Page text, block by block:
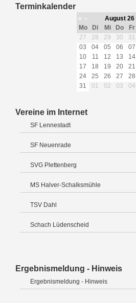
Terminkalender
« ‹ August 26
Mo
Di Mi Do Fr
27
28 29 30 31
03
04 05 06 07
10
11 12 13 14
17
18 19 20 21
24
25 26 27 28
31
01 02 03 04
Vereine im Internet
SF Lennestadt
SF Neuenrade
SVG Plettenberg
MS Halver-Schalksmühle
TSV Dahl
Schach Lüdenscheid
Ergebnismeldung - Hinweis
Ergebnismeldung - Hinweis